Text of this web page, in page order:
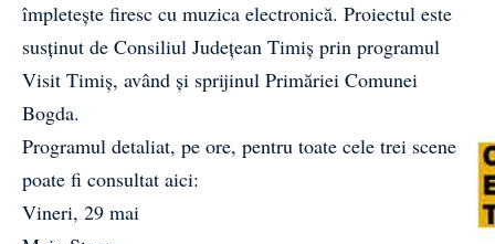
împletește firesc cu muzica electronică. Proiectul este
susținut de Consiliul Județean Timiș prin programul
Visit Timiș, având și sprijinul Primăriei Comunei
Bogda.
Programul detaliat, pe ore, pentru toate cele trei scene
poate fi consultat aici:
Vineri, 29 mai